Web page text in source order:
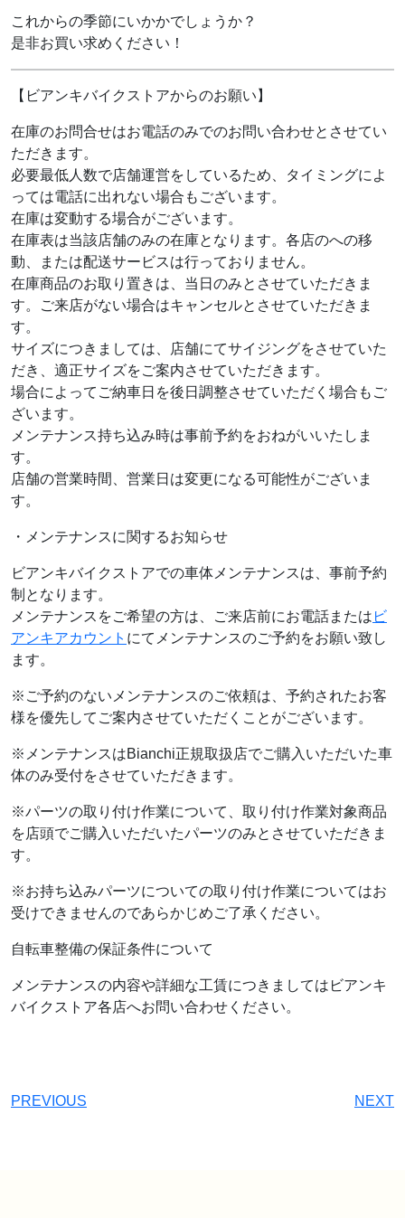
これからの季節にいかかでしょうか？
是非お買い求めください！
【ビアンキバイクストアからのお願い】
在庫のお問合せはお電話のみでのお問い合わせとさせてい
ただきます。
必要最低人数で店舗運営をしているため、タイミングによ
っては電話に出れない場合もございます。
在庫は変動する場合がございます。
在庫表は当該店舗のみの在庫となります。各店のへの移
動、または配送サービスは行っておりません。
在庫商品のお取り置きは、当日のみとさせていただきま
す。ご来店がない場合はキャンセルとさせていただきま
す。
サイズにつきましては、店舗にてサイジングをさせていた
だき、適正サイズをご案内させていただきます。
場合によってご納車日を後日調整させていただく場合もご
ざいます。
メンテナンス持ち込み時は事前予約をおねがいいたしま
す。
店舗の営業時間、営業日は変更になる可能性がございま
す。
・メンテナンスに関するお知らせ
ビアンキバイクストアでの車体メンテナンスは、事前予約
制となります。
メンテナンスをご希望の方は、ご来店前にお電話または ビ
アンキアカウント にてメンテナンスのご予約をお願い致し
ます。
※ご予約のないメンテナンスのご依頼は、予約されたお客
様を優先してご案内させていただくことがございます。
※メンテナンスはBianchi正規取扱店でご購入いただいた車
体のみ受付をさせていただきます。
※パーツの取り付け作業について、取り付け作業対象商品
を店頭でご購入いただいたパーツのみとさせていただきま
す。
※お持ち込みパーツについての取り付け作業についてはお
受けできませんのであらかじめご了承ください。
自転車整備の保証条件について
メンテナンスの内容や詳細な工賃につきましてはビアンキ
バイクストア各店へお問い合わせください。
PREVIOUS NEXT